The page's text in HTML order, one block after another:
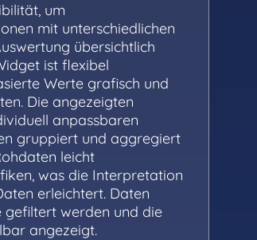
um
mit unterschiedlichen
übersichtlich
ist flexibel
Werte grafisch und
Die angezeigten
anpassbaren
gruppiert und aggregiert
leicht
was die Interpretation
erleichtert. Daten
gefiltert werden und die
angezeigt.